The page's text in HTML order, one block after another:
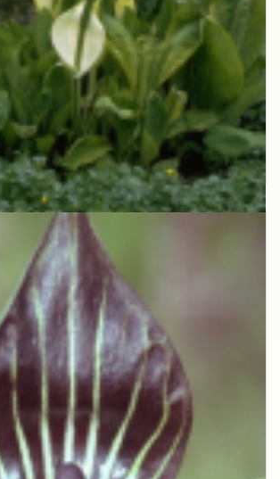
Aronskelk
Lysichiton camtschatcensis